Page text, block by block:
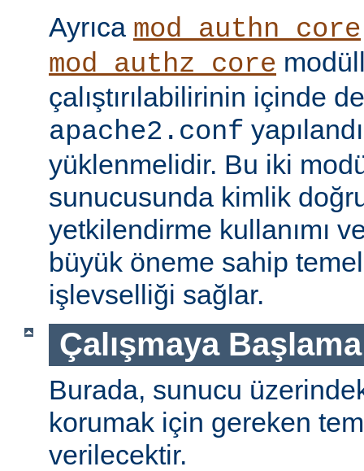
Ayrıca mod_authn_core
mod_authz_core
çalıştırılabilirinin içinde
apache2.conf
yüklenmelidir. Bu iki
sunucusunda kimlik
yetkilendirme kullanımı
büyük öneme sahip
işlevselliği sağlar.
Çalışmaya Başlama
Burada, sunucu
korumak için gereken
verilecektir.